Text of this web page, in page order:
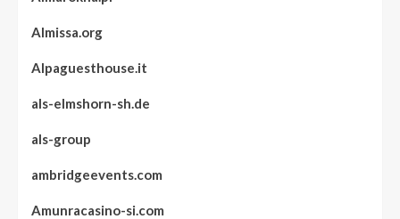
Almissa.org
Alpaguesthouse.it
als-elmshorn-sh.de
als-group
ambridgeevents.com
Amunracasino-si.com